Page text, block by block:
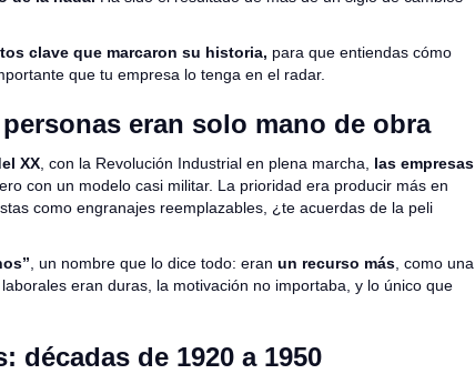
clave que marcaron su historia, para que entiendas cómo
que tu empresa lo tenga en el radar.
eran solo mano de obra
XX , con la Revolución Industrial en plena marcha, las empresas
con un modelo casi militar. La prioridad era producir más en
como engranajes reemplazables, ¿te acuerdas de la peli
, un nombre que lo dice todo: eran un recurso más , como una
eran duras, la motivación no importaba, y lo único que
décadas de 1920 a 1950